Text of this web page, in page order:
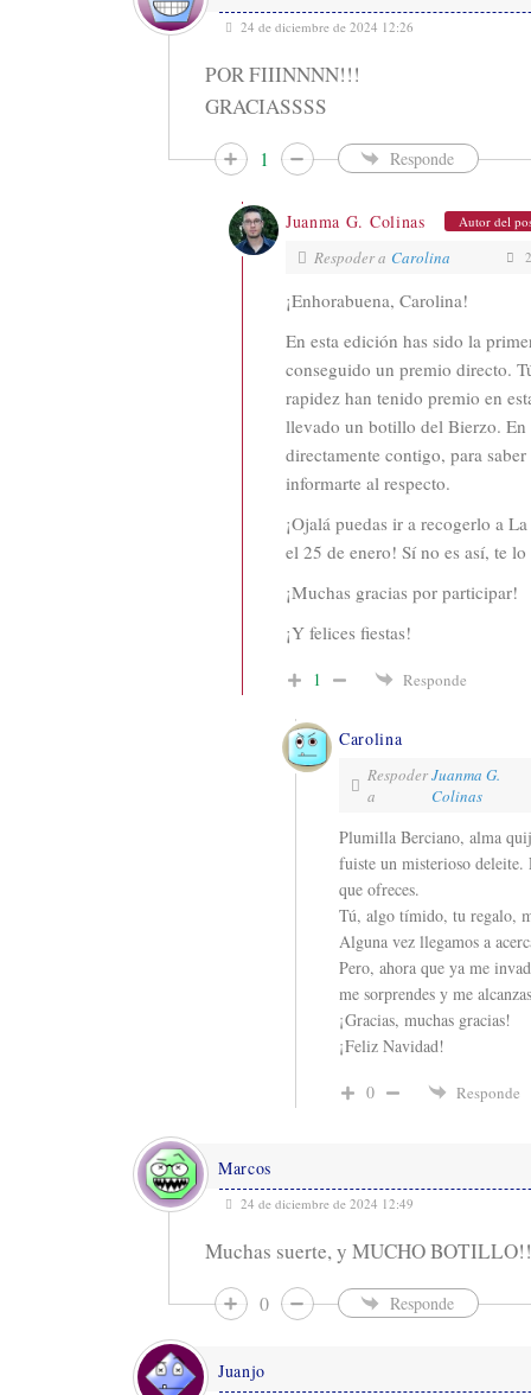
24 de diciembre de 2024 12:26
POR FIIINNNN!!!
GRACIASSSS
1 Responde
Juanma G. Colinas Autor del
Respoder a Carolina
¡Enhorabuena, Carolina!
En esta edición has sido la
conseguido un premio directo.
rapidez han tenido premio en
llevado un botillo del Bierzo. En
directamente contigo, para
informarte al respecto.
¡Ojalá puedas ir a recogerlo a
el 25 de enero! Sí no es así, te
¡Muchas gracias por participar!
¡Y felices fiestas!
1 Responde
Carolina
Respoder
a
Juanma G.
Colinas
Plumilla Berciano, alma
fuiste un misterioso
que ofreces.
Tú, algo tímido, tu regalo,
Alguna vez llegamos a
Pero, ahora que ya me
me sorprendes y me
¡Gracias, muchas gracias!
¡Feliz Navidad!
0 Responde
Marcos
24 de diciembre de 2024 12:49
Muchas suerte, y MUCHO
0 Responde
Juanjo